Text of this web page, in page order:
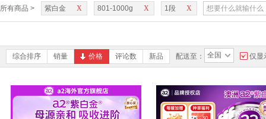
所有商品 > X
紫白金 X
801-1000g X
1段
综合排序 销量 价格 评论数 新品 配送至： 全国 仅显